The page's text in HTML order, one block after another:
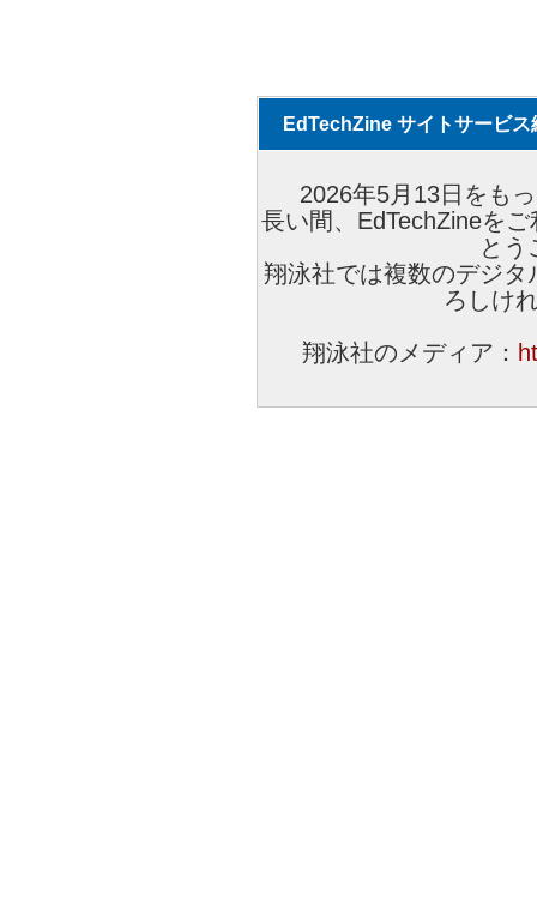
EdTechZine サイトサービス
2026年5月13日をも
長い間、EdTechZineを
とう
翔泳社では複数のデジ
ろしけ
翔泳社のメディア：